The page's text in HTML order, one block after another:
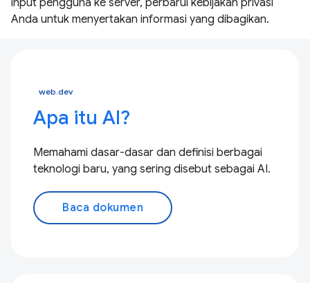
input pengguna ke server, perbarui kebijakan privasi
Anda untuk menyertakan informasi yang dibagikan.
web.dev
Apa itu AI?
Memahami dasar-dasar dan definisi berbagai
teknologi baru, yang sering disebut sebagai AI.
Baca dokumen